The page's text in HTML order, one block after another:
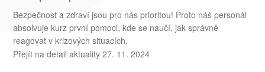
Bezpečnost a zdraví jsou pro nás prioritou! Proto náš personál
absolvuje kurz první pomoci, kde se naučí, jak správně
reagovat v krizových situacích.
Přejít na detail aktuality 27. 11. 2024